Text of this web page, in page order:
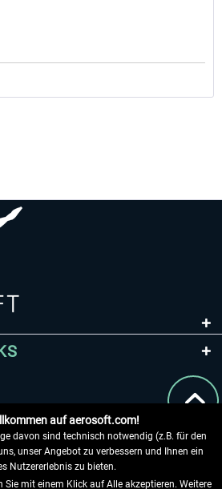
auf aerosoft.com!
davon sind technisch notwendig (z.B. für den
unser Angebot zu verbessern und Ihnen ein
Nutzererlebnis zu bieten.
Sie mit einem Klick auf Alle akzeptieren. Weitere